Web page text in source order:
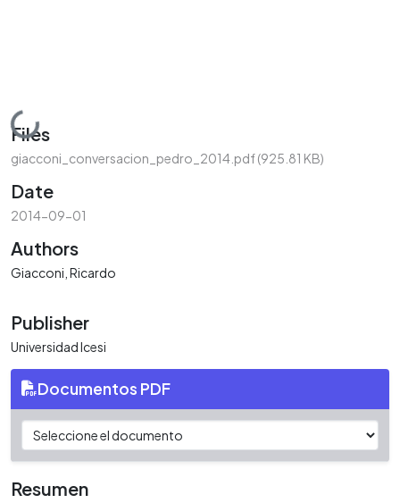
Loading...
Files
giacconi_conversacion_pedro_2014.pdf(925.81 KB)
Date
2014-09-01
Authors
Giacconi, Ricardo
Publisher
Universidad Icesi
Documentos PDF
Resumen